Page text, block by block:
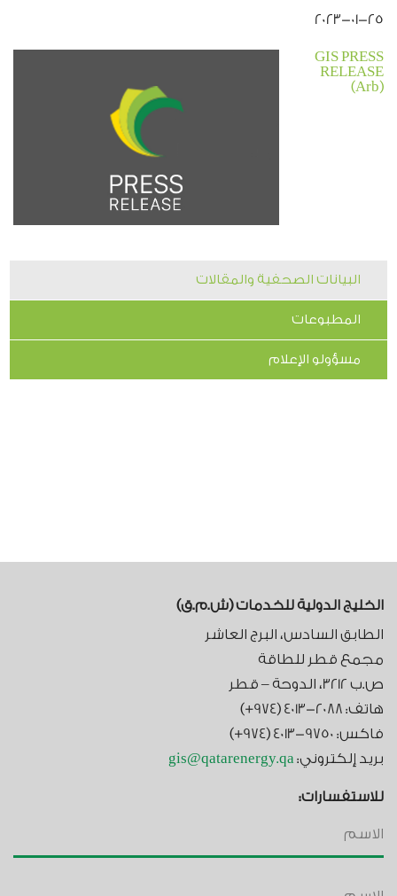
2023-01-25
GIS PRESS
RELEASE
(Arb)
البيانات الصحفية والمقالات
المطبوعات
مسؤولو الإعلام
الخليج الدولية للخدمات (ش.م.ق)​
الطابق السادس، البرج العاشر
مجمع قطر للطاقة
ص.ب 3212، الدوحة – قطر
هاتف: 2088-4013 (974+)
فاكس: 9750-4013 (974+)
بريد إلكتروني:gis@qatarenergy.qa
للاستفسارات: